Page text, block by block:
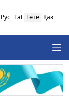
Қаз
Төте
Lat
Рус